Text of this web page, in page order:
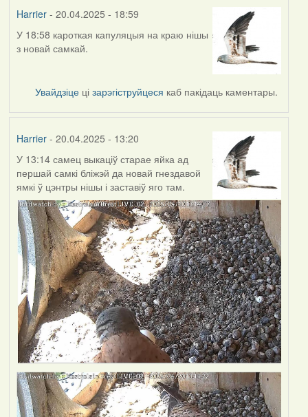
Harrier- 20.04.2025 - 18:59
У 18:58 кароткая капуляцыя на краю нішы
з новай самкай.
Увайдзіце цізарэгіструйцеся каб пакідаць каментары.
Harrier- 20.04.2025 - 13:20
У 13:14 самец выкаціў старае яйка ад
першай самкі бліжэй да новай гнездавой
ямкі ў цэнтры нішы і заставіў яго там.